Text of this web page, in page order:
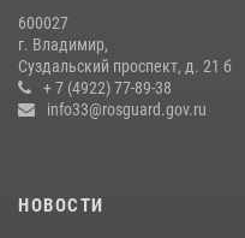
смену в детском лагере «Икар»
27 июля 2026, 16:43 2
Центральный округ Росгвардии
600027
г. Владимир,
Суздальский проспект, д. 21 б
+ 7 (4922) 77-89-38
info33@rosguard.gov.ru
НОВОСТИ